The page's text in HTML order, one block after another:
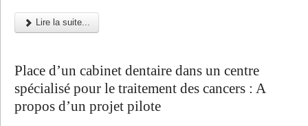
Lire la suite...
Place d’un cabinet dentaire dans un centre
spécialisé pour le traitement des cancers : A
propos d’un projet pilote